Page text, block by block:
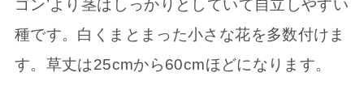
ゴン’より茎はしっかりとしていて自立しやすい
種です。白くまとまった小さな花を多数付けま
す。草丈は25cmから60cmほどになります。